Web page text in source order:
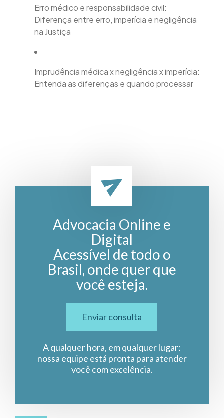
Erro médico e responsabilidade civil:
Diferença entre erro, imperícia e negligência
na Justiça
Imprudência médica x negligência x imperícia:
Entenda as diferenças e quando processar
Advocacia Online e
Digital
Acessível de todo o
Brasil, onde quer que
você esteja.
Enviar consulta
A qualquer hora, em qualquer lugar:
nossa equipe está pronta para atender
você com excelência.